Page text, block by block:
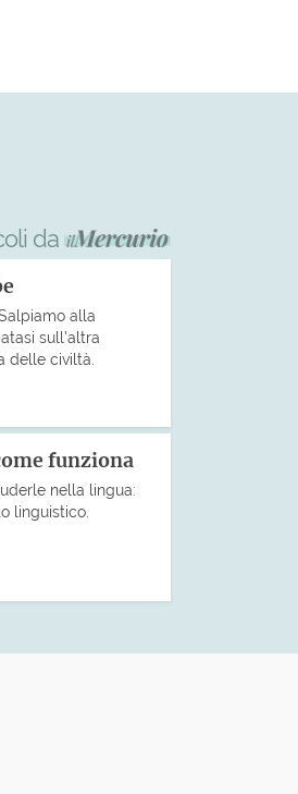
da
alla
sull’altra
delle civiltà.
funziona
nella lingua:
linguistico.